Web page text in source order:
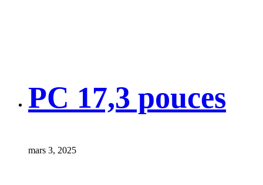
PC 17,3 pouces
mars 3, 2025